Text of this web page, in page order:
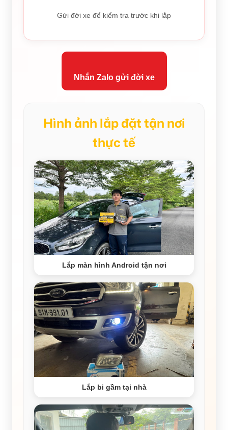
Gửi đời xe để kiểm tra trước khi lắp
Nhắn Zalo gửi đời xe
Hình ảnh lắp đặt tận nơi
thực tế
Lắp màn hình Android tận nơi
Lắp bi gầm tại nhà